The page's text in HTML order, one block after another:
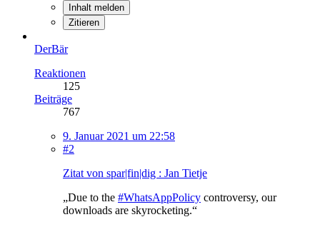
Inhalt melden
Zitieren
DerBär
Reaktionen
125
Beiträge
767
9. Januar 2021 um 22:58
#2
Zitat von spar|fin|dig : Jan Tietje
„Due to the #WhatsAppPolicy controversy, our
downloads are skyrocketing.“